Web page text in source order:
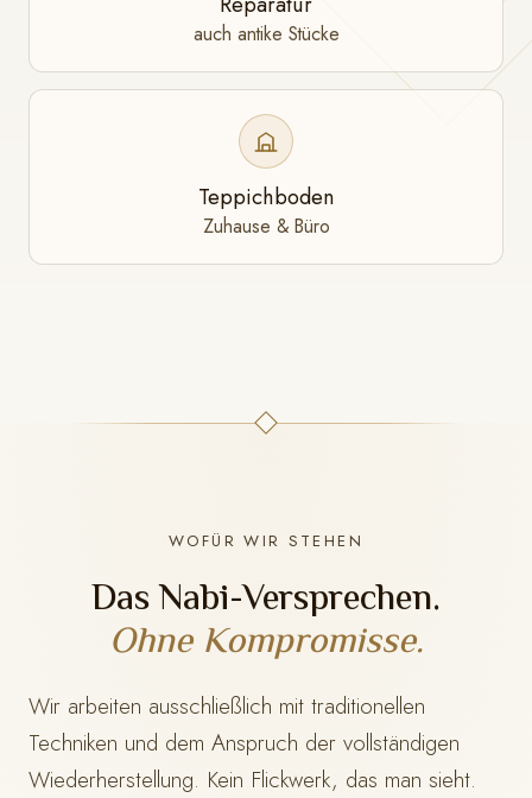
auch antike Stücke
Teppichboden
Zuhause & Büro
WOFÜR WIR STEHEN
Das Nabi-Versprechen.
Ohne Kompromisse.
Wir arbeiten ausschließlich mit traditionellen
Techniken und dem Anspruch der vollständigen
Wiederherstellung. Kein Flickwerk, das man sieht.